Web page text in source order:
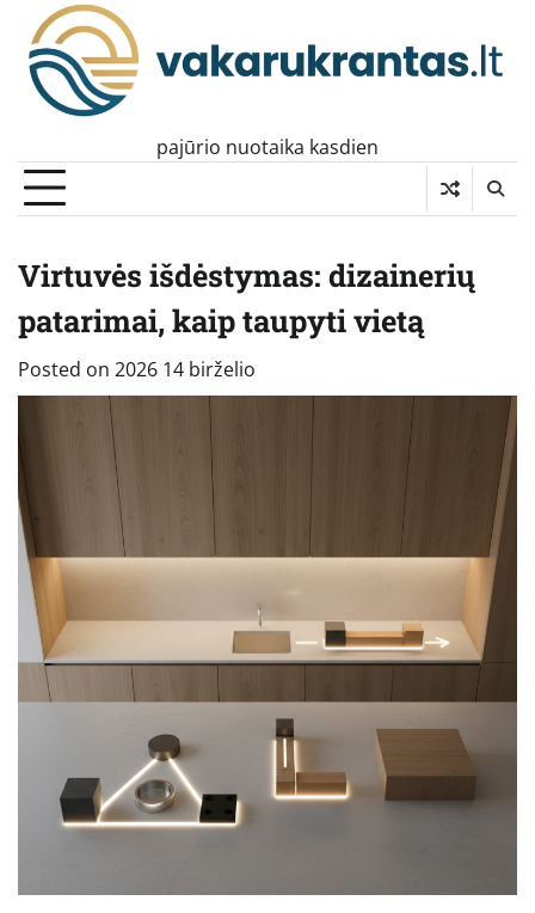
content
pajūrio nuotaika kasdien
Virtuvės išdėstymas: dizainerių
patarimai, kaip taupyti vietą
Posted on 2026 14 birželio